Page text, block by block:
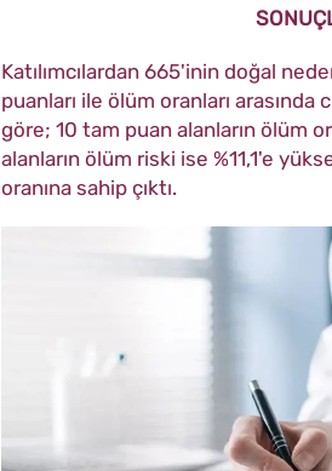
Katılımcılardan 665'inin doğal
puanları ile ölüm oranları
göre; 10 tam puan alanların ölüm
alanların ölüm riski ise %11,1'e
oranına sahip çıktı.